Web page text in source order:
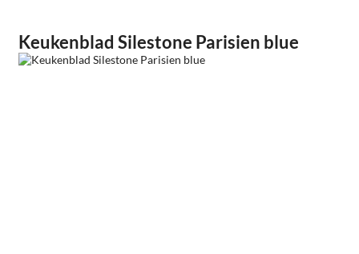
Keukenblad Silestone Parisien blue